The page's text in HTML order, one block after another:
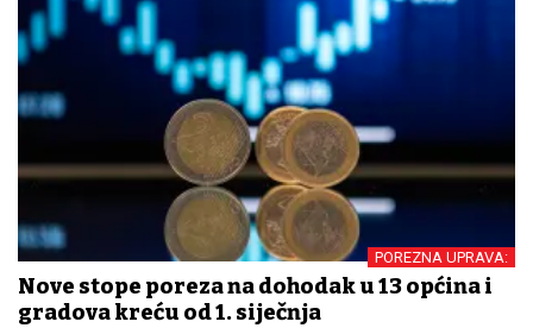
POREZNA UPRAVA:
Nove stope poreza na dohodak u 13 općina i
gradova kreću od 1. siječnja